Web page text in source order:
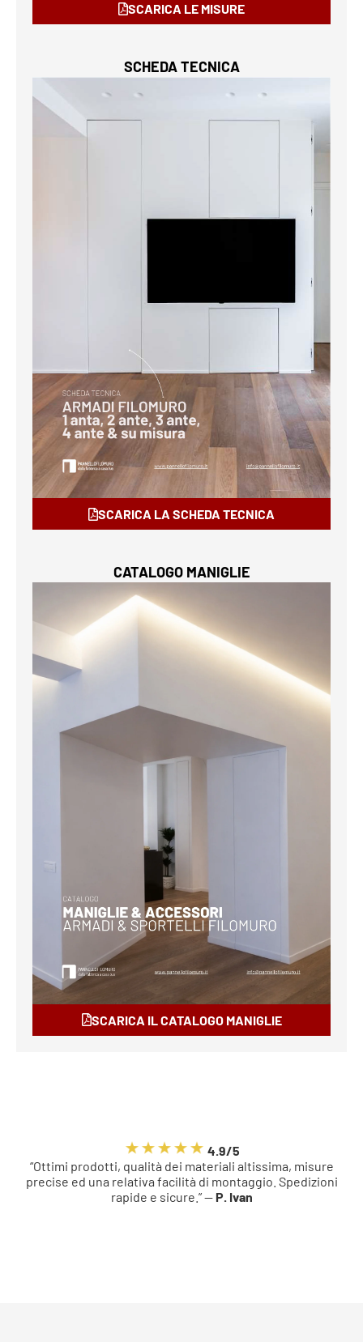
SCARICA LE MISURE
SCHEDA TECNICA
SCARICA LA SCHEDA TECNICA
CATALOGO MANIGLIE
SCARICA IL CATALOGO MANIGLIE
4.9/5
“Ottimi prodotti, qualità dei materiali altissima, misure
precise ed una relativa facilità di montaggio. Spedizioni
rapide e sicure.” — P. Ivan